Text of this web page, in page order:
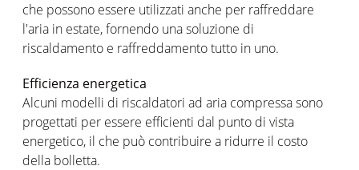
che possono essere utilizzati anche per raffreddare
l'aria in estate, fornendo una soluzione di
riscaldamento e raffreddamento tutto in uno.
Efficienza energetica
Alcuni modelli di riscaldatori ad aria compressa sono
progettati per essere efficienti dal punto di vista
energetico, il che può contribuire a ridurre il costo
della bolletta.